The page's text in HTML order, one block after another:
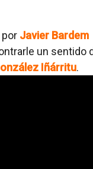
Javier Bardem
un sentido
Iñárritu.